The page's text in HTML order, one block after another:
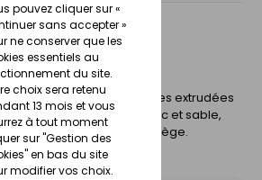
pouvez cliquer sur «
sans accepter »
ne conserver que les
essentiels au
du site.
choix sera retenu
13 mois et vous
à tout moment
sur "Gestion des
en bas du site
modifier vos choix.
des planches cellulaires extrudées
4 coloris différents (blanc et sable,
plaxées en finition chêne liège.
du produit